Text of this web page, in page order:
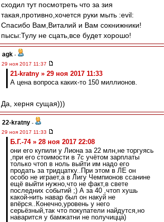
сходил тут посмотреть что за зия
такая,противно,хочется руки мыть :evil:
Спасибо Вам,Виталий и Вам сокнижники!
пысы:Тулу не сцать,все будет хорошо!
agk -
29 ноя 2017 11:37
21-kratny » 29 ноя 2017 11:33
А цена вопроса каких-то 150 миллионов.
Да, херня сущая)))
22-kratny -
29 ноя 2017 11:33
Б.Г.-74 » 28 ноя 2017 22:08
они его купили у Лиона за 22 млн,не торгуясь
,при его стоимости в 7с учётом зарплаты
только чтоп в ноль выйти им надо его
продать за тридцатку..При этом в ЛЕ он
особо не играет,а в Лигу Чемпионов ссанине
ещё выйти нужно,что не факт,в свете
последних событий ;) А за 40 ,чтоп хушь
какой-нить навар был он накуй не
впёрся..Конечно,уровень у него
серьёзный,так что покупатели найдутся,но
наварится у бамжатни не получицца)